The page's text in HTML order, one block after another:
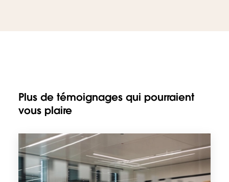
Plus de témoignages qui pourraient
vous plaire